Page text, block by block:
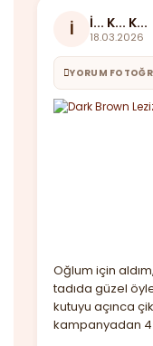
İ İ... K... K...
18.03.2026
YORUM
Oğlum için
tadıda güzel
kutuyu açınca
kampanyadan 4